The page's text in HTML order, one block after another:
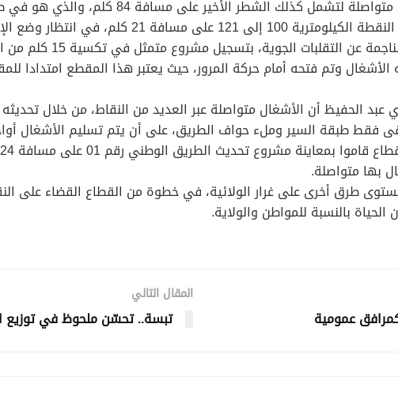
في نفس السياق، أضاف المتحدث أن الأشغال
فقط طبقة السير وملء حواف الطريق، على أن يتم تسليم الأشغال
طرق أخرى على غرار الولائية، في خطوة من القطاع القضاء على
بالنسبة للمواطن والولاية.
عمومية
المقال التالي
تبسة.. تحسّن ملحوظ في توزيع